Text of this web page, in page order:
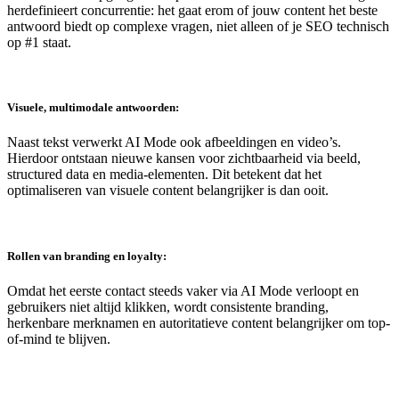
herdefinieert concurrentie: het gaat erom of jouw content het beste
antwoord biedt op complexe vragen, niet alleen of je SEO technisch
op #1 staat.
Visuele, multimodale antwoorden:
Naast tekst verwerkt AI Mode ook afbeeldingen en video’s.
Hierdoor ontstaan nieuwe kansen voor zichtbaarheid via beeld,
structured data en media-elementen. Dit betekent dat het
optimaliseren van visuele content belangrijker is dan ooit.
Rollen van branding en loyalty:
Omdat het eerste contact steeds vaker via AI Mode verloopt en
gebruikers niet altijd klikken, wordt consistente branding,
herkenbare merknamen en autoritatieve content belangrijker om top-
of-mind te blijven.